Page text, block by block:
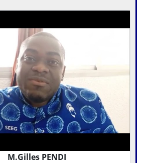
M.Gilles PENDI